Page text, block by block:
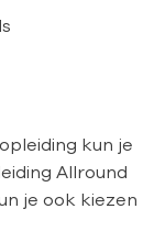
kun je
Allround
je ook kiezen